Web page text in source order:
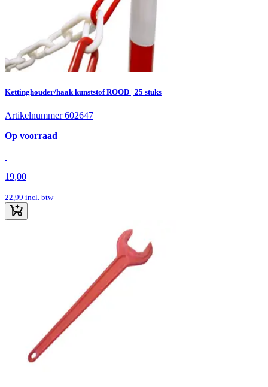
Kettinghouder/haak kunststof ROOD | 25 stuks
Artikelnummer 602647
Op voorraad
19,00
22,99 incl. btw